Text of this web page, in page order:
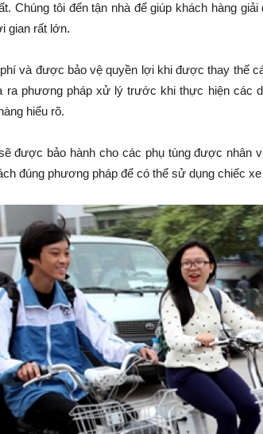
Chúng tôi đến tận nhà để giúp khách hàng
gian rất lớn.
và được bảo vệ quyền lợi khi được thay thế
ra phương pháp xử lý trước khi thực hiện các
hiểu rõ.
được bảo hành cho các phụ tùng được nhân
đúng phương pháp để có thể sử dụng chiếc